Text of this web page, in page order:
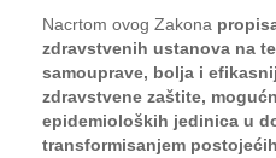
Nacrtom ovog Zakona
zdravstvenih ustanova na
samouprave, bolja i
zdravstvene zaštite,
epidemioloških jedinica u
transformisanjem